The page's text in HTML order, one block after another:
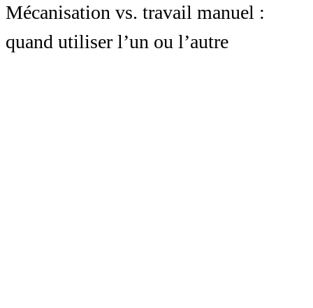
Mécanisation vs. travail manuel :
quand utiliser l’un ou l’autre